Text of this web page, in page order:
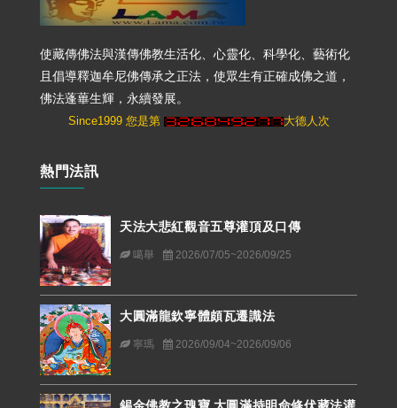
使藏傳佛法與漢傳佛教生活化、心靈化、科學化、藝術化
且倡導釋迦牟尼佛傳承之正法，使眾生有正確成佛之道，
佛法蓬蓽生輝，永續發展。
Since1999 您是第 大德人次
熱門法訊
天法大悲紅觀音五尊灌頂及口傳
噶舉 2026/07/05~2026/09/25
大圓滿龍欽寧體頗瓦遷識法
寧瑪 2026/09/04~2026/09/06